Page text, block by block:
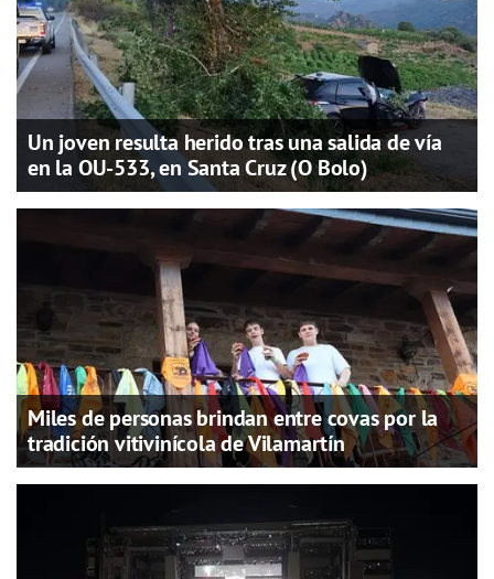
Un joven resulta herido tras una salida de vía
en la OU-533, en Santa Cruz (O Bolo)
Miles de personas brindan entre covas por la
tradición vitivinícola de Vilamartín